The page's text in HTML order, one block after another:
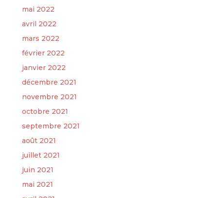
mai 2022
avril 2022
mars 2022
février 2022
janvier 2022
décembre 2021
novembre 2021
octobre 2021
septembre 2021
août 2021
juillet 2021
juin 2021
mai 2021